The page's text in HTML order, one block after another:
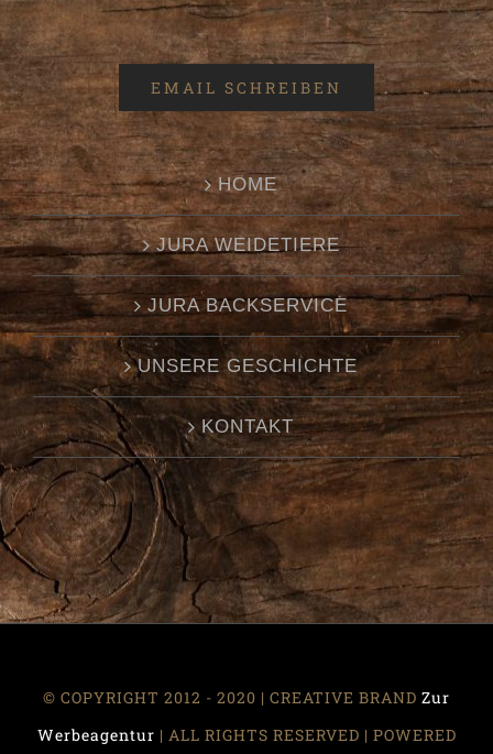
EMAIL SCHREIBEN
HOME
JURA WEIDETIERE
JURA BACKSERVICE
UNSERE GESCHICHTE
KONTAKT
© COPYRIGHT 2012 - 2020 | CREATIVE BRAND Zur
Werbeagentur | ALL RIGHTS RESERVED | POWERED